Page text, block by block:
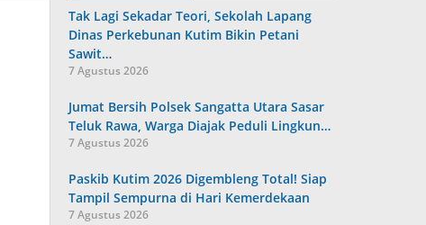
Tak Lagi Sekadar Teori, Sekolah Lapang
Dinas Perkebunan Kutim Bikin Petani
Sawit…
7 Agustus 2026
Jumat Bersih Polsek Sangatta Utara Sasar
Teluk Rawa, Warga Diajak Peduli Lingkun…
7 Agustus 2026
Paskib Kutim 2026 Digembleng Total! Siap
Tampil Sempurna di Hari Kemerdekaan
7 Agustus 2026